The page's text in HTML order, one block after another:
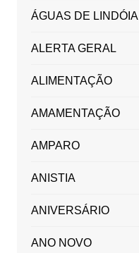
ÁGUAS DE LINDÓIA
ALERTA GERAL
ALIMENTAÇÃO
AMAMENTAÇÃO
AMPARO
ANISTIA
ANIVERSÁRIO
ANO NOVO